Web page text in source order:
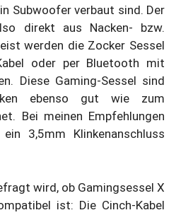
Subwoofer verbaut sind. Der
direkt aus Nacken- bzw.
werden die Zocker Sessel
oder per Bluetooth mit
Diese Gaming-Sessel sind
ebenso gut wie zum
Bei meinen Empfehlungen
3,5mm Klinkenanschluss
wird, ob Gamingsessel X
ist: Die Cinch-Kabel